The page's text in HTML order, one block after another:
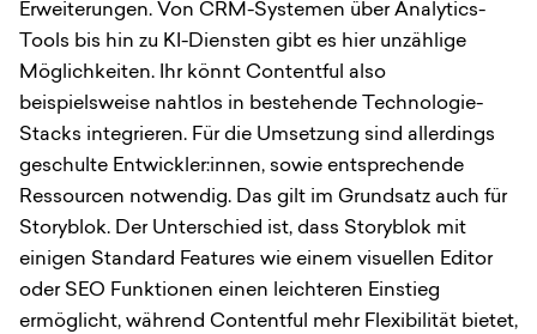
Erweiterungen. Von CRM-Systemen über Analytics-
Tools bis hin zu KI-Diensten gibt es hier unzählige
Möglichkeiten. Ihr könnt Contentful also
beispielsweise nahtlos in bestehende Technologie-
Stacks integrieren. Für die Umsetzung sind allerdings
geschulte Entwickler:innen, sowie entsprechende
Ressourcen notwendig. Das gilt im Grundsatz auch für
Storyblok. Der Unterschied ist, dass Storyblok mit
einigen Standard Features wie einem visuellen Editor
oder SEO Funktionen einen leichteren Einstieg
ermöglicht, während Contentful mehr Flexibilität bietet,